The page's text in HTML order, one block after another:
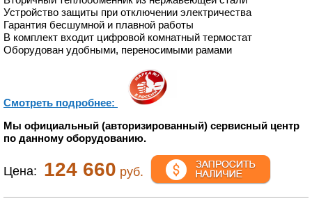
Устройство защиты при отключении электричества
Гарантия бесшумной и плавной работы
В комплект входит цифровой комнатный термостат
Оборудован удобными, переносимыми рамами
Смотреть подробнее:
Мы официальный (авторизированный) сервисный центр
по данному оборудованию.
Цена: 124 660 руб.